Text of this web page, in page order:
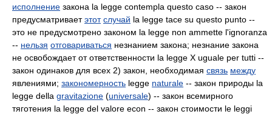
исполнение закона la legge contempla questo caso -- закон
предусматриваетэтот случай la legge tace su questo punto --
это не предусмотрено законом la legge non ammette l'ignoranza
-- нельзя отговариваться незнанием закона; незнание закона
не освобождает от ответственности la legge Х uguale per tutti --
закон одинаков для всех 2) закон, необходимая связь между
явлениями; закономерность legge naturale -- закон природы la
legge della gravitazione (universale) -- закон всемирного
тяготения la legge del valore econ -- закон стоимости le leggi